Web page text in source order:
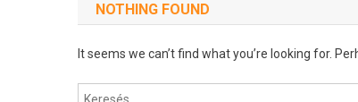
NOTHING FOUND
It seems we can’t find what you’re looking for.
Keresés: